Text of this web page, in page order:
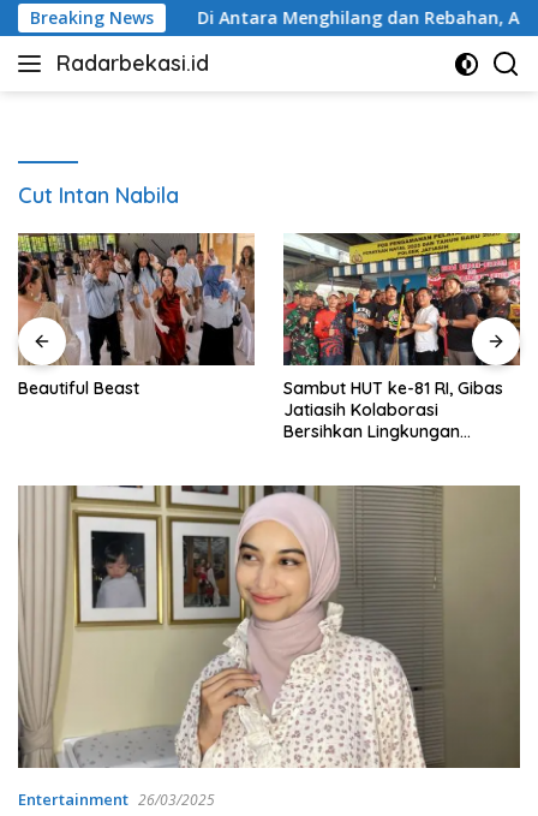
Langsung
ke
konten
Breaking News
Bekasi Di Antara Menghilang dan Rebahan, Ada
Radarbekasi.id
Berita
Cut Intan Nabila
Beautiful Beast
Sambut HUT ke-81 RI, Gibas
Jatiasih Kolaborasi
Bersihkan Lingkungan
Entertainment 26/03/2025